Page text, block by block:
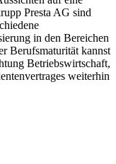
Presta AG sind
in den Bereichen
Berufsmaturität kannst
Betriebswirtschaft,
weiterhin